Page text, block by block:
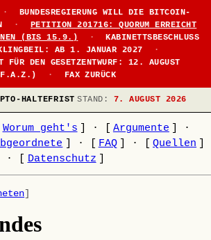
·
BUNDESREGIERUNG WILL DIE BITCOIN-
·
PETITION 201716: QUORUM ERREICHT
(BIS 15.9.)
·
KABINETTSBESCHLUSS
AB 1. JANUAR 2027
·
FÜR DEN GESETZENTWURF: 12. AUGUST
· FAX ZURÜCK
HALTEFRIST STAND: 7. AUGUST 2026
Worum geht's · Argumente
·
· FAQ · Quellen
·
Datenschutz
]